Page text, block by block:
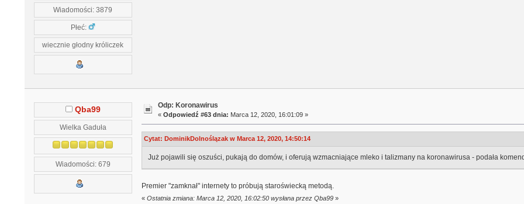
Wiadomości: 3879
Płeć:
wiecznie głodny króliczek
Qba99
Wielka Gaduła
Wiadomości: 679
Odp: Koronawirus
«Odpowiedź #63 dnia: Marca 12, 2020, 16:01:09 »
Cytat: DominikDolnoślązak w Marca 12, 2020, 14:50:14
Już pojawili się oszuści, pukają do domów, i oferują wzmacniające mleko i talizmany na koronawirusa - podała
Premier "zamknał" internety to próbują staroświecką metodą.
« Ostatnia zmiana: Marca 12, 2020, 16:02:50 wysłana przez Qba99»